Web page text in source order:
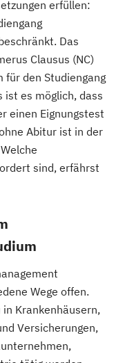
erfüllen:
Das
Clausus (NC)
für den Studiengang
ist es möglich, dass
einen Eignungstest
Abitur ist in der
sind, erfährst
Wege offen.
Krankenhäusern,
Versicherungen,